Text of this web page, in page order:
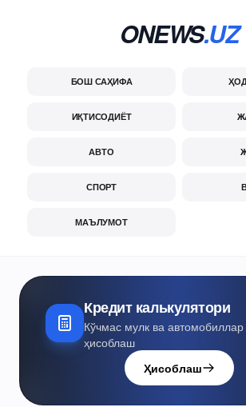
ONEWS.UZ
БОШ САҲИФА
ИҚТИСОДИЁТ
АВТО
СПОРТ
МАЪЛУМОТ
Кредит калькулятори
Кўчмас мулк ва
ҳисоблаш
Ҳисоблаш